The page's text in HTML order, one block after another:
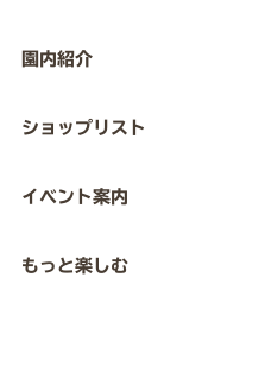
園内紹介
ショップリスト
イベント案内
もっと楽しむ